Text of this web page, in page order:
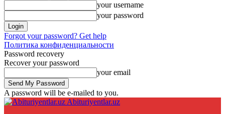
your username
your password
Forgot your password? Get help
Политика конфиденциальности
Password recovery
Recover your password
your email
A password will be e-mailed to you.
Abituriyentlar.uz